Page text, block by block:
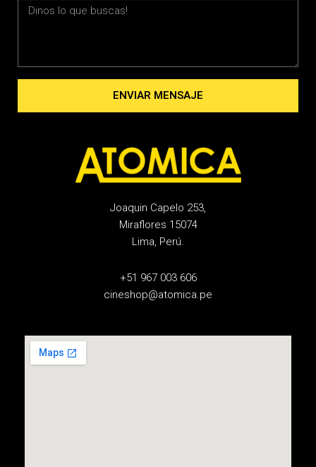
Message
ENVIAR MENSAJE
Joaquin Capelo 253,
Miraflores 15074
Lima, Perú.
+51 967 003 606
cineshop@atomica.pe